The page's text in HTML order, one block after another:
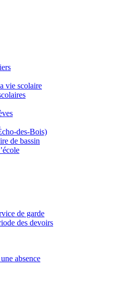
vie scolaire
des-Bois)
de bassin
de garde
des devoirs
absence